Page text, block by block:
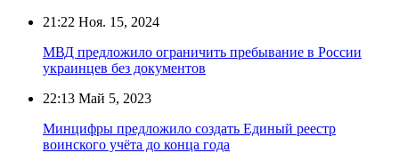
21:22 Ноя. 15, 2024
МВД предложило ограничить пребывание в России
украинцев без документов
22:13 Май 5, 2023
Минцифры предложило создать Единый реестр
воинского учёта до конца года